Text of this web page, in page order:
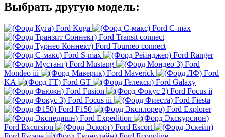
Выбрать другую модель:
Ford Kuga
Ford C-max
Ford Transit connect
Ford Tourneo connect
Ford S-max
Ford Ranger
Ford Mustang
Ford
Mondeo iii
Ford Maverick
Ford
KA
Ford GT
Ford Galaxy
Ford Fusion
Ford Focus ii
Ford Focus iii
Ford Fiesta
Ford F150
Ford Explorer
Ford Expedition
Ford Excursion
Ford Escort